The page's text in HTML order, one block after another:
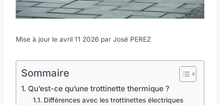
Mise à jour le avril 11 2026 par José PEREZ
Sommaire
Qu’est-ce qu’une trottinette thermique ?
Différences avec les trottinettes électriques